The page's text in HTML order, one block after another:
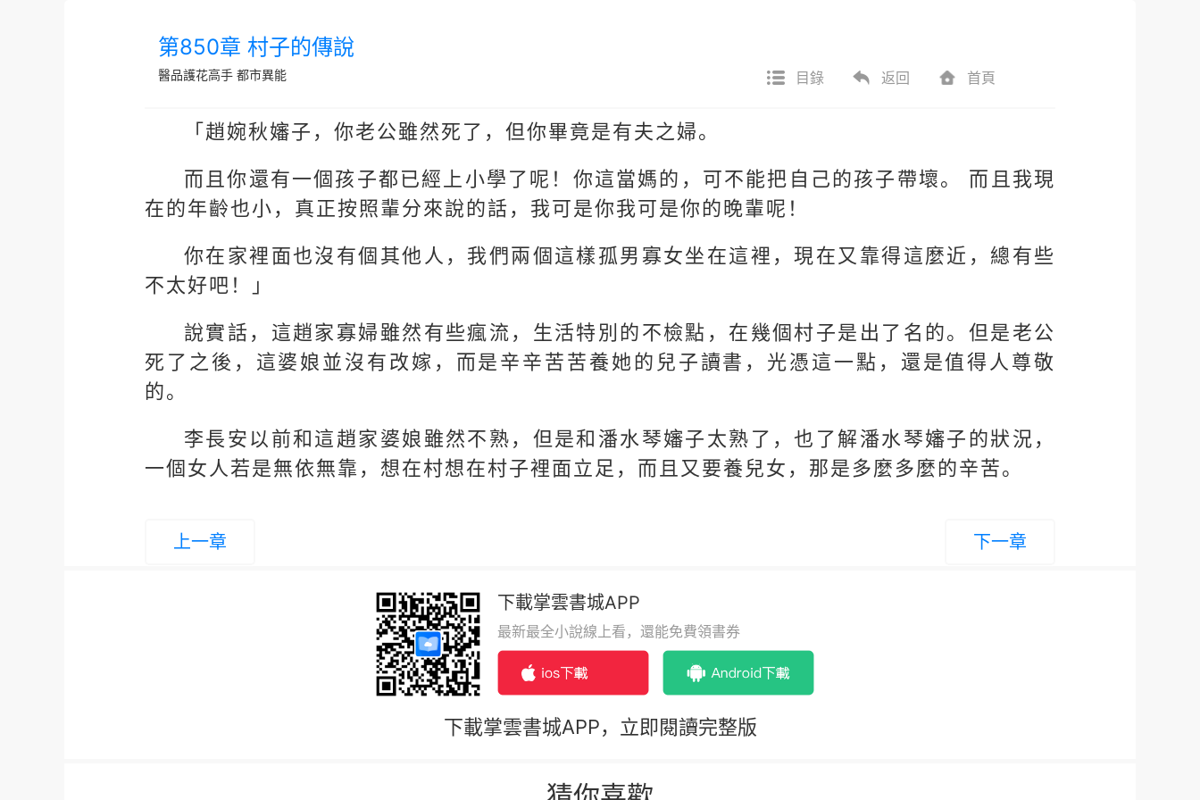
第850章 村子的傳說
醫品護花高手 都市異能 目錄 返回 首頁
「趙婉秋嬸子，你老公雖然死了，但你畢竟是有夫之婦。
而且你還有一個孩子都已經上小學了呢！你這當媽的，可不能把自己的孩子帶壞。 而且我現
在的年齡也小，真正按照輩分來說的話，我可是你我可是你的晚輩呢！
你在家裡面也沒有個其他人，我們兩個這樣孤男寡女坐在這裡，現在又靠得這麼近，總有些
不太好吧！」
說實話，這趙家寡婦雖然有些瘋流，生活特別的不檢點，在幾個村子是出了名的。但是老公
死了之後，這婆娘並沒有改嫁，而是辛辛苦苦養她的兒子讀書，光憑這一點，還是值得人尊敬
的。
李長安以前和這趙家婆娘雖然不熟，但是和潘水琴嬸子太熟了，也了解潘水琴嬸子的狀況，
一個女人若是無依無靠，想在村想在村子裡面立足，而且又要養兒女，那是多麼多麼的辛苦。
上一章 下一章
下載掌雲書城APP
最新最全小說線上看，還能免費領書券
下載掌雲書城APP，立即閱讀完整版